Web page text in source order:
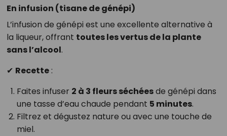
En infusion (tisane de génépi)
L’infusion de génépi est une excellente alternative à
la liqueur, offrant toutes les vertus de la plante
sans l’alcool.
✔ Recette:
Faites infuser 2 à 3 fleurs séchéesde génépi dans
une tasse d’eau chaude pendant 5 minutes.
Filtrez et dégustez nature ou avec une touche de
miel.